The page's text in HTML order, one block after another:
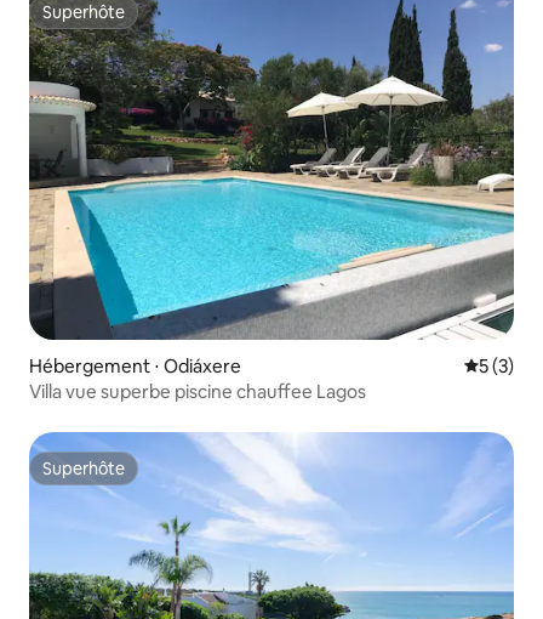
Superhôte
Superhôte
Hébergement ⋅ Odiáxere
5 (3)
Villa vue superbe piscine chauffee Lagos
Superhôte
Superhôte